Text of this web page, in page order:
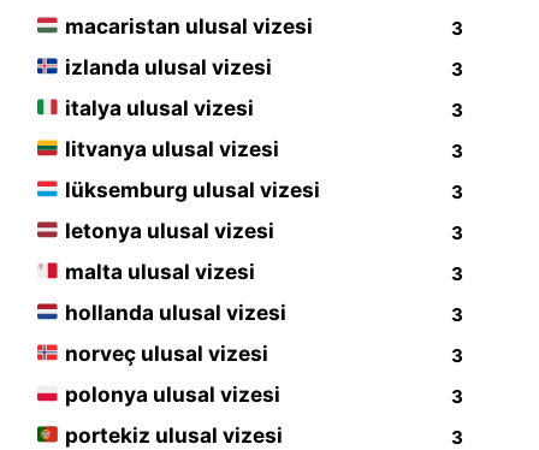
macaristan ulusal vizesi 3
izlanda ulusal vizesi 3
italya ulusal vizesi 3
litvanya ulusal vizesi 3
lüksemburg ulusal vizesi 3
letonya ulusal vizesi 3
malta ulusal vizesi 3
hollanda ulusal vizesi 3
norveç ulusal vizesi 3
polonya ulusal vizesi 3
portekiz ulusal vizesi 3